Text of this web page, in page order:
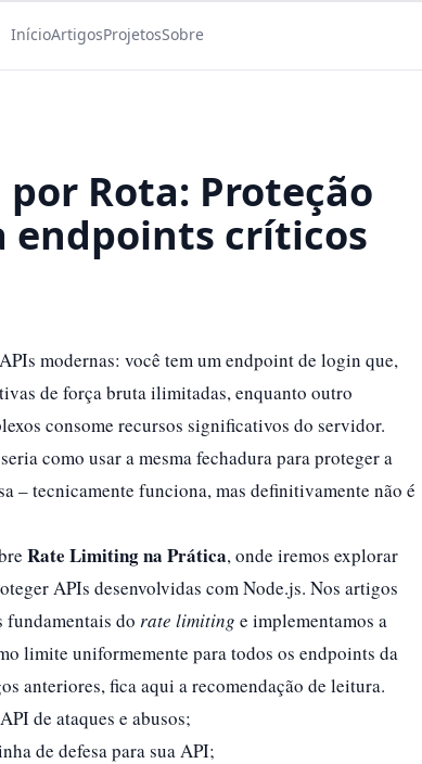
InícioArtigosProjetosSobre
Rota: Proteção
endpoints críticos
modernas: você tem um endpoint de login que,
de força bruta ilimitadas, enquanto outro
consome recursos significativos do servidor.
como usar a mesma fechadura para proteger a
– tecnicamente funciona, mas definitivamente não é
Rate Limiting na Prática, onde iremos explorar
APIs desenvolvidas com Node.js. Nos artigos
fundamentais do rate limiting e implementamos a
limite uniformemente para todos os endpoints da
anteriores, fica aqui a recomendação de leitura.
de ataques e abusos;
de defesa para sua API;